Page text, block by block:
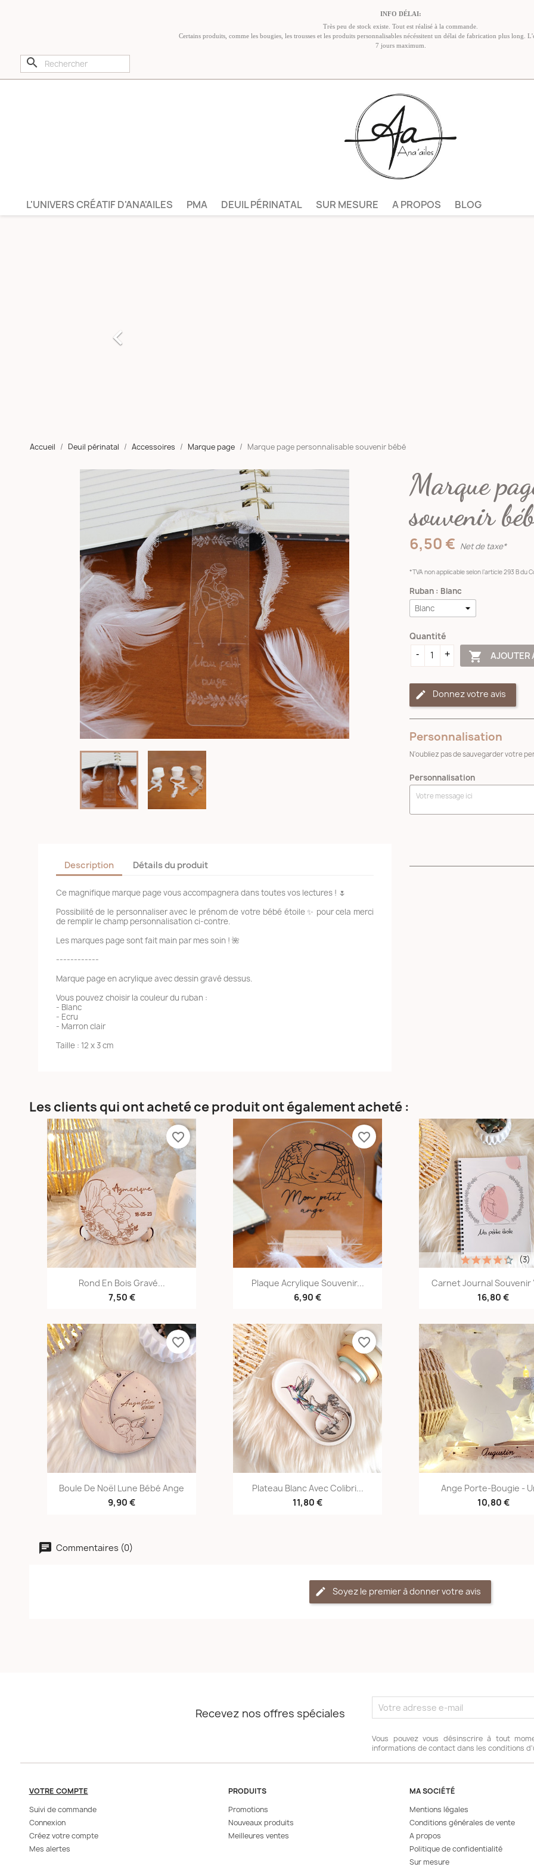
INFO DÉLAI:
Très peu de stock existe. Tout est réalisé à la commande.
Certains produits, comme les bougies, les trousses et les produits personnalisables nécéssitent un délai de fabrication plus long.
7 jours maximum.
L'UNIVERS CRÉATIF D'ANA'AILES PMA DEUIL PÉRINATAL SUR MESURE A PROPOS BLOG
search

Accueil Deuil périnatal Accessoires Marque page Marque page personnalisable souvenir bébé
Description Détails du produit
Ce magnifique marque page vous accompagnera dans toutes vos lectures ! 🌷
Possibilité de le personnaliser avec le prénom de votre bébé étoile ✨ pour cela merci
de remplir le champ personnalisation ci-contre.
Les marques page sont fait main par mes soin ! 🌺
------------
Marque page en acrylique avec dessin gravé dessus.
Vous pouvez choisir la couleur du ruban :
- Blanc
- Ecru
- Marron clair
Taille : 12 x 3 cm
Marque
souvenir
6,50 € Net de taxe*
*TVA non applicable selon l’article 293 B du
Ruban : Blanc
Quantité
 AJOUTER
Donnez votre avis
Personnalisation
N'oubliez pas de sauvegarder votre
Personnalisation
Les clients qui ont acheté ce produit ont également acheté :
Aperçu rapide
Rond En Bois Gravé...
7,50 €
favorite_border
 Aperçu rapide
Plaque Acrylique Souvenir...
6,90 €
favorite_border
Aperçu rapide
Carnet Journal Souvenir
16,80 €
(3)
 Aperçu rapide
Boule De Noël Lune Bébé Ange
9,90 €
favorite_border
Aperçu rapide
Plateau Blanc Avec Colibri...
11,80 €
favorite_border
Aperçu rapide
Ange Porte-Bougie -
10,80 €
Commentaires (0)
Soyez le premier à donner votre avis
Recevez nos offres spéciales
Vous pouvez vous désinscrire à tout
informations de contact dans les conditions
VOTRE COMPTE
Suivi de commande
Connexion
Créez votre compte
Mes alertes
PRODUITS
Promotions
Nouveaux produits
Meilleures ventes
MA SOCIÉTÉ
Mentions légales
Conditions générales de vente
A propos
Politique de confidentialité
Sur mesure